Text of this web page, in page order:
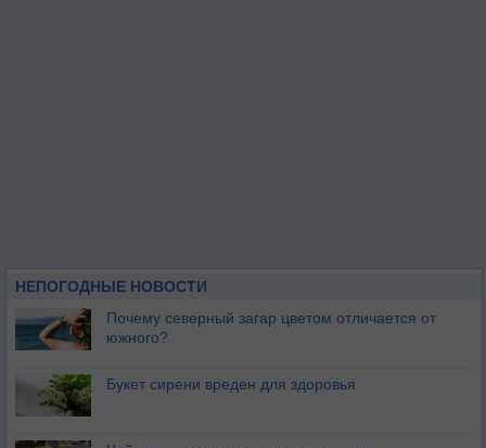
НЕПОГОДНЫЕ НОВОСТИ
Почему северный загар цветом отличается от
южного?
Букет сирени вреден для здоровья